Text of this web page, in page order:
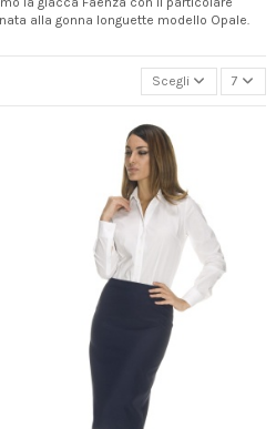
alla gonna longuette modello Opale.
Scegli 7